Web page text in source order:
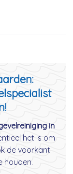
in
het is om
de voorkant
houden.